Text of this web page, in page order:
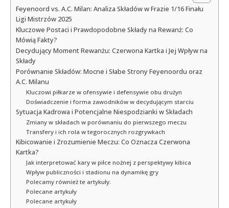
Feyenoord vs. A.C. Milan: Analiza Składów w Frazie 1/16 Finału
Ligi Mistrzów 2025
Kluczowe Postaci i Prawdopodobne Składy na Rewanż: Co
Mówią Fakty?
Decydujący Moment Rewanżu: Czerwona Kartka i Jej Wpływ na
Składy
Porównanie Składów: Mocne i Słabe Strony Feyenoordu oraz
A.C. Milanu
Kluczowi piłkarze w ofensywie i defensywie obu drużyn
Doświadczenie i forma zawodników w decydującym starciu
Sytuacja Kadrowa i Potencjalne Niespodzianki w Składach
Zmiany w składach w porównaniu do pierwszego meczu
Transfery i ich rola w tegorocznych rozgrywkach
Kibicowanie i Zrozumienie Meczu: Co Oznacza Czerwona
Kartka?
Jak interpretować kary w piłce nożnej z perspektywy kibica
Wpływ publiczności i stadionu na dynamikę gry
Polecamy również te artykuły:
Polecane artykuły
Polecane artykuły